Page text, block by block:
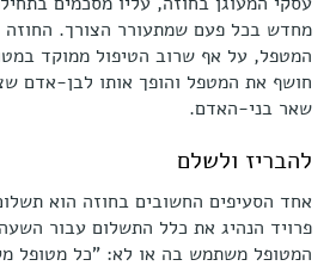
מחדש בכל פעם שמתעורר הצורך. החוזה
המטפל, על אף שרוב הטיפול ממוקד
חושף את המטפל והופך אותו לבן-אדם
שאר בני-האדם.
להבריז ולשלם
אחד הסעיפים החשובים בחוזה הוא
פרויד הנהיג את כלל התשלום עבור
המטופל משתמש בה או לא: "כל מטופל